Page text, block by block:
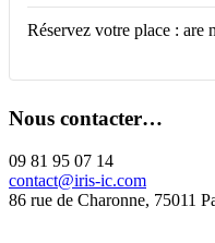
Réservez votre place : are
Nous contacter…
09 81 95 07 14
contact@iris-ic.com
86 rue de Charonne, 75011